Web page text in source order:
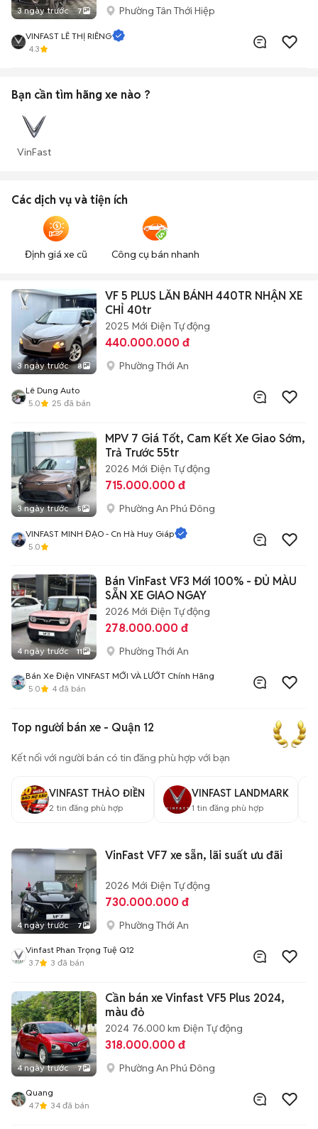
3 ngày trước 7 Phường Tân Thới Hiệp
VINFAST LÊ THỊ RIÊNG
4.3
Bạn cần tìm hãng xe nào ?
VinFast
Các dịch vụ và tiện ích
Định giá xe cũ Công cụ bán nhanh
3 ngày trước 8
VF 5 PLUS LĂN BÁNH 440TR NHẬN XE
CHỈ 40tr
2025 Mới Điện Tự động
440.000.000 đ
Phường Thới An
Lê Dung Auto
5.0
25 đã bán
3 ngày trước 5
MPV 7 Giá Tốt, Cam Kết Xe Giao Sớm,
Trả Trước 55tr
2026 Mới Điện Tự động
715.000.000 đ
Phường An Phú Đông
VINFAST MINH ĐẠO - Cn Hà Huy Giáp
5.0
4 ngày trước 11
Bán VinFast VF3 Mới 100% - ĐỦ MÀU
SẴN XE GIAO NGAY
2026 Mới Điện Tự động
278.000.000 đ
Phường Thới An
Bán Xe Điện VINFAST MỚI VÀ LƯỚT Chính Hãng
5.0
4 đã bán
Top người bán xe - Quận 12
Kết nối với người bán có tin đăng phù hợp với bạn
VINFAST THẢO ĐIỀN
2 tin đăng phù hợp
VINFAST LANDMARK
1 tin đăng phù hợp
4 ngày trước 7
VinFast VF7 xe sẵn, lãi suất ưu đãi
2026 Mới Điện Tự động
730.000.000 đ
Phường Thới An
Vinfast Phan Trọng Tuệ Q12
3.7
3 đã bán
4 ngày trước 7
Cần bán xe Vinfast VF5 Plus 2024,
màu đỏ
2024 76.000 km Điện Tự động
318.000.000 đ
Phường An Phú Đông
Quang
4.7
34 đã bán